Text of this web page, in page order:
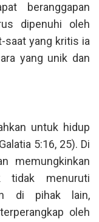
beranggapan
dipenuhi oleh
saat yang kritis ia
yang unik dan
untuk hidup
5:16, 25). Di
memungkinkan
tidak menuruti
di pihak lain,
oleh